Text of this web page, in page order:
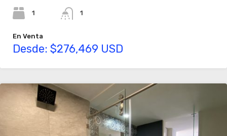
1 1
En Venta
Desde: $276,469 USD